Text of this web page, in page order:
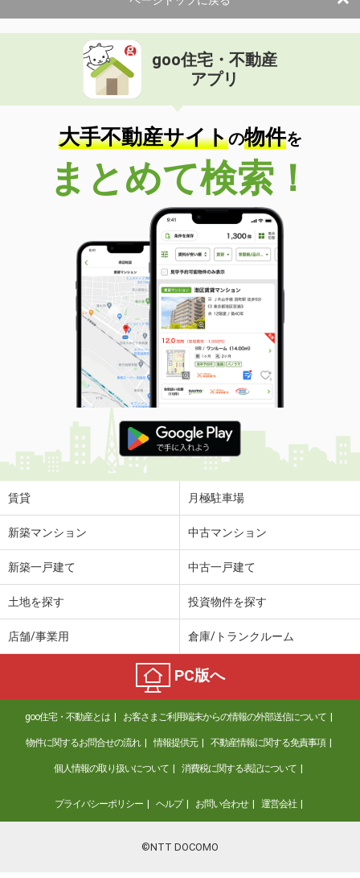
愛媛県松山市堀江町
価 格
2,490万円
住 所
土地面積 595.68m²
goo住宅・不動産
アプリ
大手不動産サイトの物件を
まとめて検索！
賃貸 月極駐車場
新築マンション 中古マンション
新築一戸建て 中古一戸建て
土地を探す 投資物件を探す
店舗/事業用 倉庫/トランクルーム
PC版へ
goo住宅・不動産とは お客さまご利用端末からの情報の外部送信について
物件に関するお問合せの流れ 情報提供元 不動産情報に関する免責事項
個人情報の取り扱いについて 消費税に関する表記について
プライバシーポリシー ヘルプ お問い合わせ 運営会社
©NTT DOCOMO